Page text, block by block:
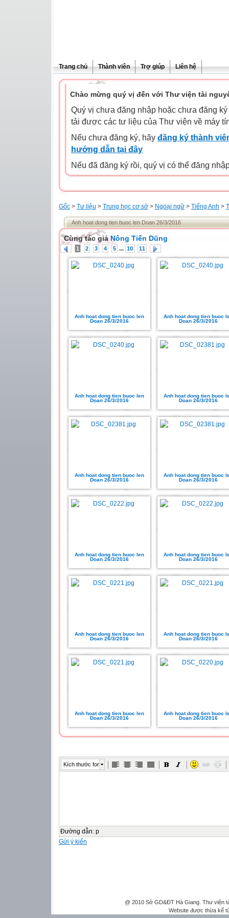
Trang chủ Thành viên Trợ giúp Liên hệ
Chào mừng quý vị đến với Thư viện tài
Quý vị chưa đăng nhập hoặc chưa đăng
tải được các tư liệu của Thư viện về máy
Nếu chưa đăng ký, hãy đăng ký thành
hướng dẫn tại đây
Nếu đã đăng ký rồi, quý vị có thể đăng
Gốc > Tư liệu > Trung học cơ sở > Ngoại ngữ > Tiếng Anh >
Anh hoat dong tien buoc len Doan 26/3/2016
Cùng tác giảNông Tiến Dũng
1 2 3 4 5 ... 10 11
Anh hoat dong tien buoc len
Doan 26/3/2016
Anh hoat dong tien buoc
Doan 26/3/2016
Anh hoat dong tien buoc len
Doan 26/3/2016
Anh hoat dong tien buoc
Doan 26/3/2016
Anh hoat dong tien buoc len
Doan 26/3/2016
Anh hoat dong tien buoc
Doan 26/3/2016
Anh hoat dong tien buoc len
Doan 26/3/2016
Anh hoat dong tien buoc
Doan 26/3/2016
Anh hoat dong tien buoc len
Doan 26/3/2016
Anh hoat dong tien buoc
Doan 26/3/2016
Anh hoat dong tien buoc len
Doan 26/3/2016
Anh hoat dong tien buoc
Doan 26/3/2016
Kích thước font
Đường dẫn: p
Gửi ý kiến
@ 2010 Sở GD&ĐT Hà Giang. Thư viện
Website được thừa kế